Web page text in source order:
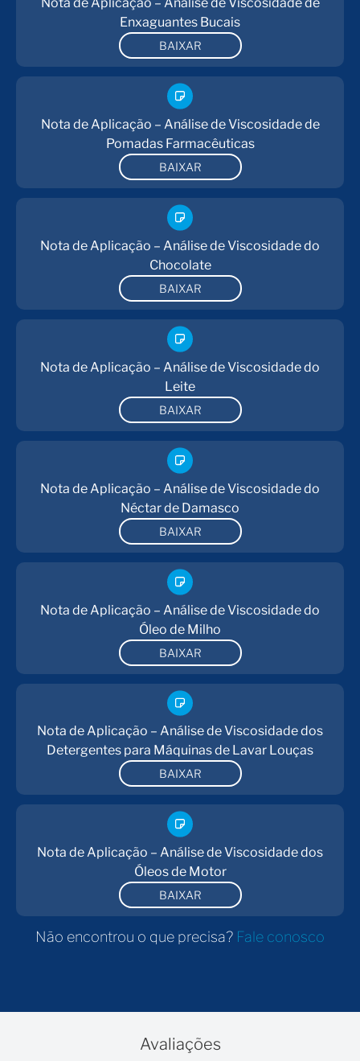
Especificações
Para temperaturas superiores a 80°C, entre em
contato com a Laboraltec para recomendações de
Observações
Especifique a voltagem e a frequência ao fazer o
A estabilidade da temperatura pode variar
dependendo do volume do banho, área de
superfície, isolamento e tipo de fluido.
Enxaguantes Bucais
BAIXAR
Nota de Aplicação – Análise de Viscosidade de
Pomadas Farmacêuticas
BAIXAR
Nota de Aplicação – Análise de Viscosidade do
Chocolate
BAIXAR
Nota de Aplicação – Análise de Viscosidade do
Leite
BAIXAR
Nota de Aplicação – Análise de Viscosidade do
Néctar de Damasco
BAIXAR
Nota de Aplicação – Análise de Viscosidade do
Óleo de Milho
BAIXAR
Nota de Aplicação – Análise de Viscosidade dos
Detergentes para Máquinas de Lavar Louças
BAIXAR
Nota de Aplicação – Análise de Viscosidade dos
Óleos de Motor
BAIXAR
Não encontrou o que precisa? Fale conosco
Avaliações